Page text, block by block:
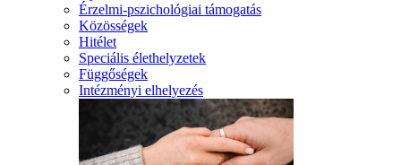
Érzelmi-pszichológiai támogatás
Közösségek
Hitélet
Speciális élethelyzetek
Függőségek
Intézményi elhelyezés